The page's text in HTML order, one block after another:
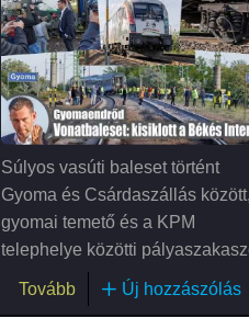
Súlyos vasúti baleset történt
Gyoma és Csárdaszállás
gyomai temető és a KPM
telephelye közötti
Tovább(Gyomaendrődnél
Új hozzászólás